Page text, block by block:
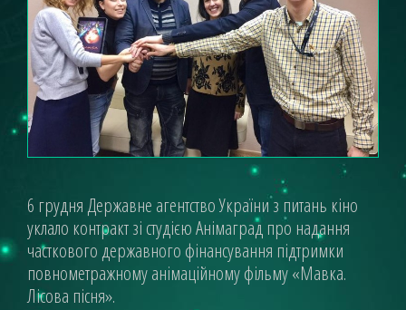
6 грудня Державне агентство України з питань кіно
уклало контракт зі студією Анімаград про надання
часткового державного фінансування підтримки
повнометражному анімаційному фільму «Мавка.
Лісова пісня».